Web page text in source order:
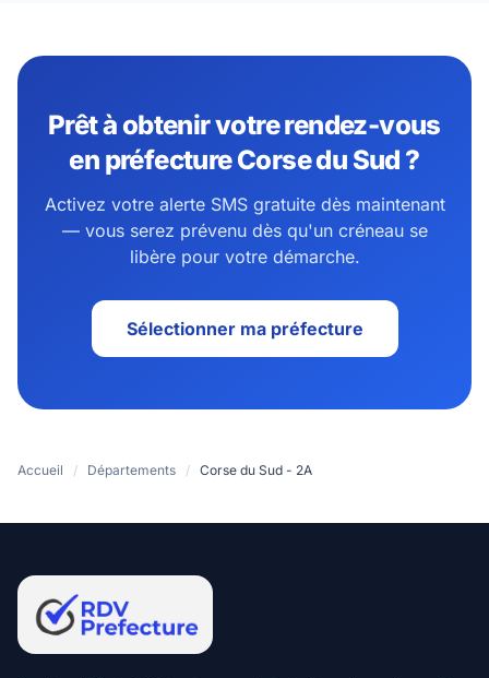
Prêt à obtenir votre rendez-vous
en préfecture Corse du Sud ?
Activez votre alerte SMS gratuite dès maintenant
— vous serez prévenu dès qu'un créneau se
libère pour votre démarche.
Sélectionner ma préfecture
Accueil / Départements / Corse du Sud - 2A